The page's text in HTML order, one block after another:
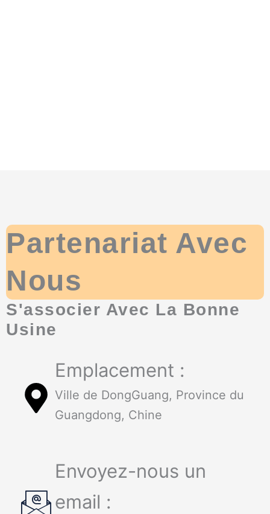
Partenariat Avec
Nous
S'associer Avec La Bonne
Usine
Emplacement :
Ville de DongGuang, Province du
Guangdong, Chine
Envoyez-nous un
email :